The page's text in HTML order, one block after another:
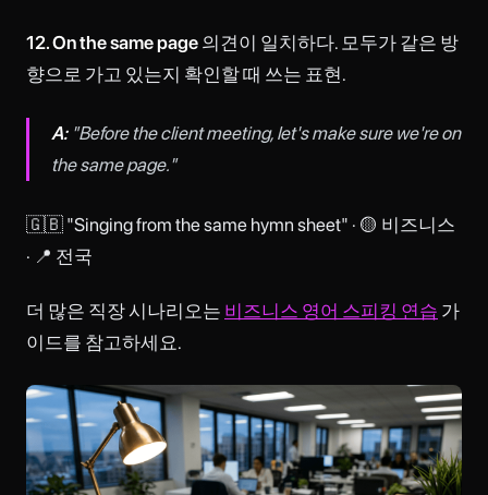
12. On the same page 의견이 일치하다. 모두가 같은 방
향으로 가고 있는지 확인할 때 쓰는 표현.
A:"Before the client meeting, let's make sure we're on
the same page."
🇬🇧 "Singing from the same hymn sheet" · 🟡 비즈니스
· 📍 전국
더 많은 직장 시나리오는 비즈니스 영어 스피킹 연습 가
이드를 참고하세요.